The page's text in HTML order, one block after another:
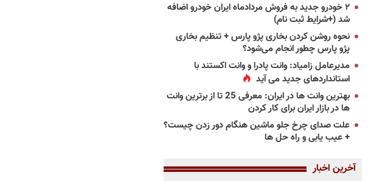
۲ خودرو جدید به فروش مردادماه ایران خودرو اضافه
شد (+شرایط ثبت نام)
نحوه روشن کردن بخاری پژو پارس + تنظیم بخاری
پژو پارس چطور انجام می‌شود؟
مدیرعامل زامیاد: وانت پادرا و وانت اکستند با
استانداردهای جدید می آید
بهترین وانت ها در ایران: معرفی 25 تا از برترین وانت
ها در بازار ایران برای کار کردن
علت صدای چرخ جلو ماشین هنگام دور زدن چیست؟
+ عیب یابی و راه حل ها
آخرین اخبار